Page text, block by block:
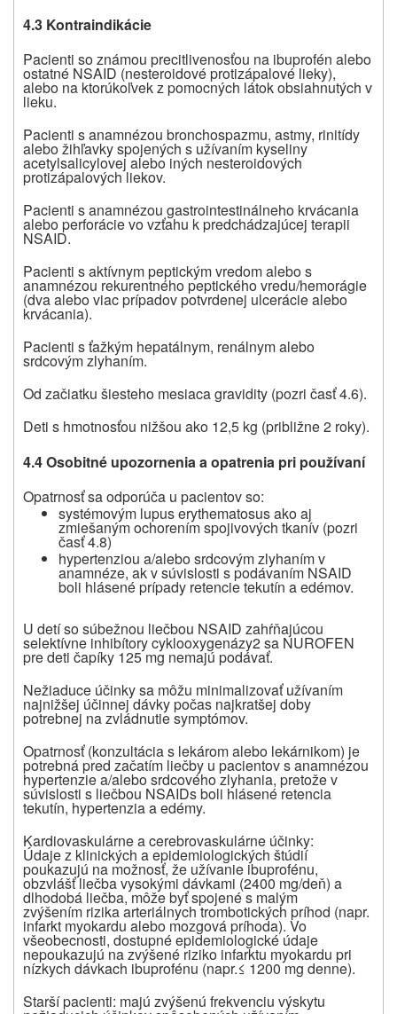
4.3 Kontraindikácie
Pacienti so známou precitlivenosťou na ibuprofén alebo
ostatné NSAID (nesteroidové protizápalové lieky),
alebo na ktorúkoľvek z pomocných látok obsiahnutých v
lieku.
Pacienti s anamnézou bronchospazmu, astmy, rinitídy
alebo žihľavky spojených s užívaním kyseliny
acetylsalicylovej alebo iných nesteroidových
protizápalových liekov.
Pacienti s anamnézou gastrointestinálneho krvácania
alebo perforácie vo vzťahu k predchádzajúcej terapii
NSAID.
Pacienti s aktívnym peptickým vredom alebo s
anamnézou rekurentného peptického vredu/hemorágie
(dva alebo viac prípadov potvrdenej ulcerácie alebo
krvácania).
Pacienti s ťažkým hepatálnym, renálnym alebo
srdcovým zlyhaním.
Od začiatku šiesteho mesiaca gravidity (pozri časť 4.6).
Deti s hmotnosťou nižšou ako 12,5 kg (približne 2 roky).
4.4 Osobitné upozornenia a opatrenia pri používaní
Opatrnosť sa odporúča u pacientov so:
systémovým lupus erythematosus ako aj
zmiešaným ochorením spojivových tkanív (pozri
časť 4.8)
hypertenziou a/alebo srdcovým zlyhaním v
anamnéze, ak v súvislosti s podávaním NSAID
boli hlásené prípady retencie tekutín a edémov.
U detí so súbežnou liečbou NSAID zahŕňajúcou
selektívne inhibítory cyklooxygenázy2 sa NUROFEN
pre deti čapíky 125 mg nemajú podávať.
Nežiaduce účinky sa môžu minimalizovať užívaním
najnižšej účinnej dávky počas najkratšej doby
potrebnej na zvládnutie symptómov.
Opatrnosť (konzultácia s lekárom alebo lekárnikom) je
potrebná pred začatím liečby u pacientov s anamnézou
hypertenzie a/alebo srdcového zlyhania, pretože v
súvislosti s liečbou NSAIDs boli hlásené retencia
tekutín, hypertenzia a edémy.
Kardiovaskulárne a cerebrovaskulárne účinky:
Údaje z klinických a epidemiologických štúdií
poukazujú na možnosť, že užívanie ibuprofénu,
obzvlášť liečba vysokými dávkami (2400 mg/deň) a
dlhodobá liečba, môže byť spojené s malým
zvýšením rizika arteriálnych trombotických príhod (napr.
infarkt myokardu alebo mozgová príhoda). Vo
všeobecnosti, dostupné epidemiologické údaje
nepoukazujú na zvýšené riziko infarktu myokardu pri
nízkych dávkach ibuprofénu (napr.≤ 1200 mg denne).
Starší pacienti: majú zvýšenú frekvenciu výskytu